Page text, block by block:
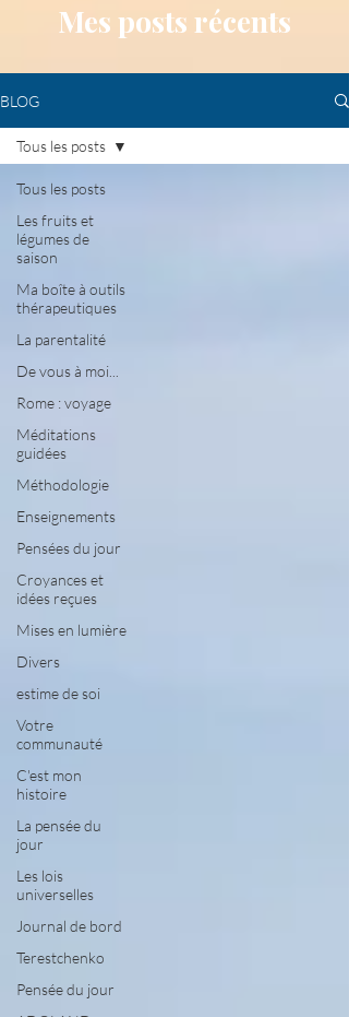
Mes posts récents
BLOG
Tous les posts
Les fruits et
légumes de
saison
Ma boîte à outils
thérapeutiques
La parentalité
De vous à moi...
Rome : voyage
Méditations
guidées
Méthodologie
Enseignements
Pensées du jour
Croyances et
idées reçues
Mises en lumière
Divers
estime de soi
Votre
communauté
C'est mon
histoire
La pensée du
jour
Les lois
universelles
Journal de bord
Terestchenko
Pensée du jour
Tous les posts